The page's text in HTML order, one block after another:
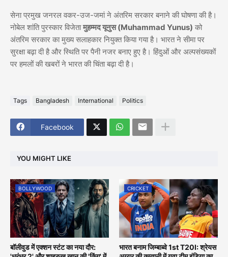
सेना प्रमुख जनरल वकर-उज-जमां ने अंतरिम सरकार बनाने की घोषणा की है।
नोबेल शांति पुरस्कार विजेतामुहम्मद यूनुस (Muhammad Yunus) को
अंतरिम सरकार का मुख्य सलाहकार नियुक्त किया गया है। भारत ने सीमा पर
सुरक्षा बढ़ा दी है और स्थिति पर पैनी नजर बनाए हुए है। हिंदुओं और अल्पसंख्यकों
पर हमलों की खबरों ने भारत की चिंता बढ़ा दी है।
Tags Bangladesh International Politics
Facebook
YOU MIGHT LIKE
BOLLYWOOD
बॉलीवुड में एक्शन स्टंट का नया दौर:
CRICKET
भारत बनाम जिम्बाब्वे 1st T20I: श्रेयस